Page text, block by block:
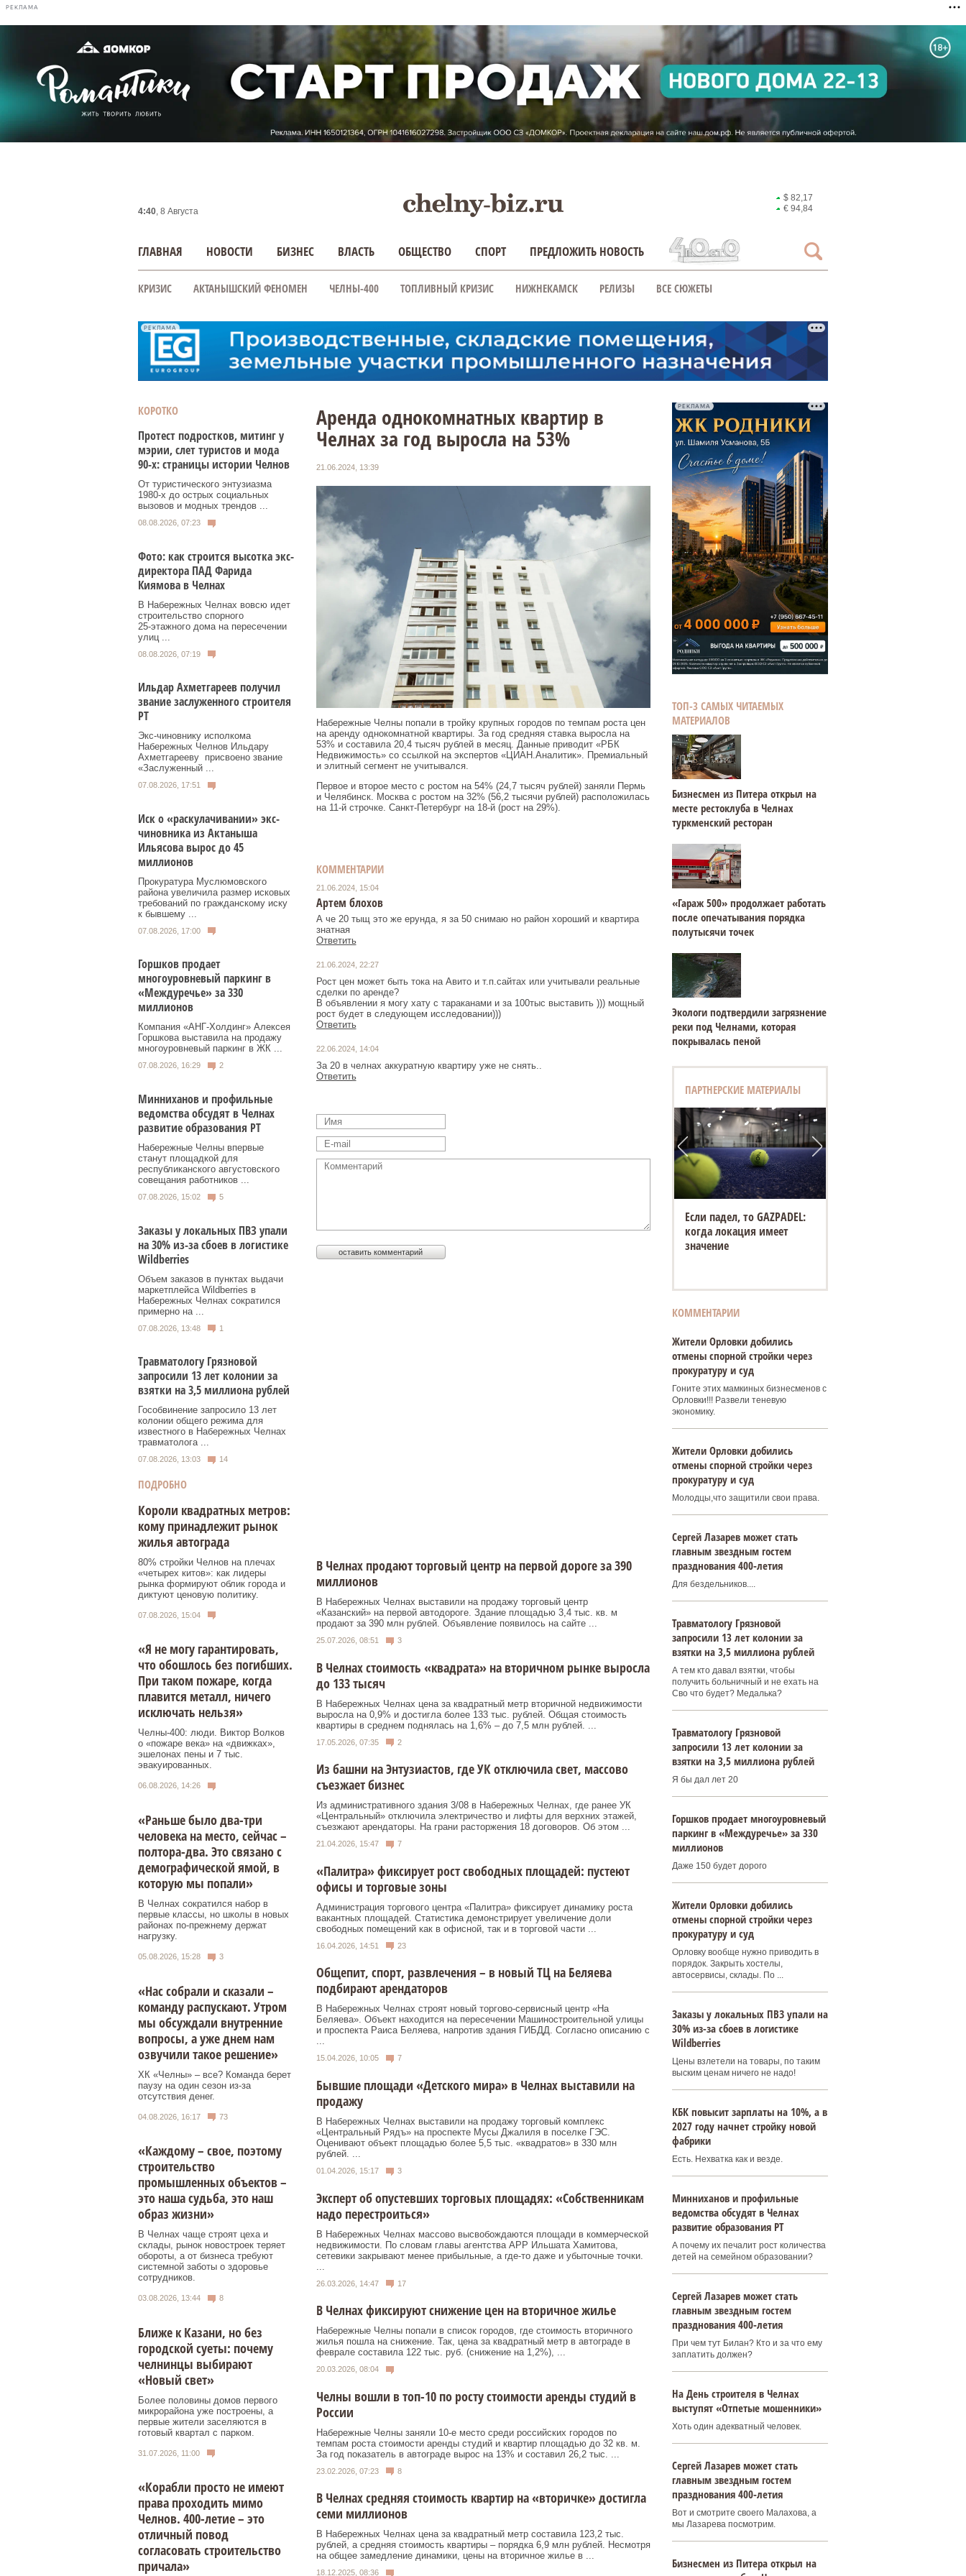
РЕКЛАМА
4:40, 8 Августа
$ 82,17
€ 94,84
ГЛАВНАЯ НОВОСТИ БИЗНЕС ВЛАСТЬ ОБЩЕСТВО СПОРТ ПРЕДЛОЖИТЬ НОВОСТЬ
КРИЗИС АКТАНЫШСКИЙ ФЕНОМЕН ЧЕЛНЫ-400 ТОПЛИВНЫЙ КРИЗИС НИЖНЕКАМСК РЕЛИЗЫ ВСЕ СЮЖЕТЫ
РЕКЛАМА
КОРОТКО
Протест подростков, митинг у
мэрии, слет туристов и мода
90-х: страницы истории Челнов
От туристического энтузиазма
1980‑х до острых социальных
вызовов и модных трендов ...
08.08.2026, 07:23
Фото: как строится высотка экс-
директора ПАД Фарида
Киямова в Челнах
В Набережных Челнах вовсю идет
строительство спорного
25‑этажного дома на пересечении
улиц ...
08.08.2026, 07:19
Ильдар Ахметгареев получил
звание заслуженного строителя
РТ
Экс‑чиновнику исполкома
Набережных Челнов Ильдару
Ахметгарееву присвоено звание
«Заслуженный ...
07.08.2026, 17:51
Иск о «раскулачивании» экс-
чиновника из Актаныша
Ильясова вырос до 45
миллионов
Прокуратура Муслюмовского
района увеличила размер исковых
требований по гражданскому иску
к бывшему ...
07.08.2026, 17:00
Горшков продает
многоуровневый паркинг в
«Междуречье» за 330
миллионов
Компания «АНГ-Холдинг» Алексея
Горшкова выставила на продажу
многоуровневый паркинг в ЖК ...
07.08.2026, 16:29 2
Минниханов и профильные
ведомства обсудят в Челнах
развитие образования РТ
Набережные Челны впервые
станут площадкой для
республиканского августовского
совещания работников ...
07.08.2026, 15:02 5
Заказы у локальных ПВЗ упали
на 30% из-за сбоев в логистике
Wildberries
Объем заказов в пунктах выдачи
маркетплейса Wildberries в
Набережных Челнах сократился
примерно на ...
07.08.2026, 13:48 1
Травматологу Грязновой
запросили 13 лет колонии за
взятки на 3,5 миллиона рублей
Гособвинение запросило 13 лет
колонии общего режима для
известного в Набережных Челнах
травматолога ...
07.08.2026, 13:03 14
ПОДРОБНО
Короли квадратных метров:
кому принадлежит рынок
жилья автограда
80% стройки Челнов на плечах
«четырех китов»: как лидеры
рынка формируют облик города и
диктуют ценовую политику.
07.08.2026, 15:04
«Я не могу гарантировать,
что обошлось без погибших.
При таком пожаре, когда
плавится металл, ничего
исключать нельзя»
Челны-400: люди. Виктор Волков
о «пожаре века» на «движках»,
эшелонах пены и 7 тыс.
эвакуированных.
06.08.2026, 14:26
«Раньше было два-три
человека на место, сейчас –
полтора-два. Это связано с
демографической ямой, в
которую мы попали»
В Челнах сократился набор в
первые классы, но школы в новых
районах по-прежнему держат
нагрузку.
05.08.2026, 15:28 3
«Нас собрали и сказали –
команду распускают. Утром
мы обсуждали внутренние
вопросы, а уже днем нам
озвучили такое решение»
ХК «Челны» – все? Команда берет
паузу на один сезон из-за
отсутствия денег.
04.08.2026, 16:17 73
«Каждому – свое, поэтому
строительство
промышленных объектов –
это наша судьба, это наш
образ жизни»
В Челнах чаще строят цеха и
склады, рынок новостроек теряет
обороты, а от бизнеса требуют
системной заботы о здоровье
сотрудников.
03.08.2026, 13:44 8
Ближе к Казани, но без
городской суеты: почему
челнинцы выбирают
«Новый свет»
Более половины домов первого
микрорайона уже построены, а
первые жители заселяются в
готовый квартал с парком.
31.07.2026, 11:00
«Корабли просто не имеют
права проходить мимо
Челнов. 400-летие – это
отличный повод
согласовать строительство
причала»
Аренда однокомнатных квартир в
Челнах за год выросла на 53%
21.06.2024, 13:39
Набережные Челны попали в тройку крупных городов по темпам роста цен
на аренду однокомнатной квартиры. За год средняя ставка выросла на
53% и составила 20,4 тысяч рублей в месяц. Данные приводит «РБК
Недвижимость» со ссылкой на экспертов «ЦИАН.Аналитик». Премиальный
и элитный сегмент не учитывался.
Первое и второе место с ростом на 54% (24,7 тысяч рублей) заняли Пермь
и Челябинск. Москва с ростом на 32% (56,2 тысячи рублей) расположилась
на 11-й строчке. Санкт-Петербург на 18-й (рост на 29%).
КОММЕНТАРИИ
21.06.2024, 15:04
Артем блохов
А че 20 тыщ это же ерунда, я за 50 снимаю но район хороший и квартира
знатная
Ответить
21.06.2024, 22:27
Рост цен может быть тока на Авито и т.п.сайтах или учитывали реальные
сделки по аренде?
В объявлении я могу хату с тараканами и за 100тыс выставить ))) мощный
рост будет в следующем исследовании)))
Ответить
22.06.2024, 14:04
За 20 в челнах аккуратную квартиру уже не снять..
Ответить
В Челнах продают торговый центр на первой дороге за 390
миллионов
В Набережных Челнах выставили на продажу торговый центр
«Казанский» на первой автодороге. Здание площадью 3,4 тыс. кв. м
продают за 390 млн рублей. Объявление появилось на сайте ...
25.07.2026, 08:51 3
В Челнах стоимость «квадрата» на вторичном рынке выросла
до 133 тысяч
В Набережных Челнах цена за квадратный метр вторичной недвижимости
выросла на 0,9% и достигла более 133 тыс. рублей. Общая стоимость
квартиры в среднем поднялась на 1,6% – до 7,5 млн рублей. ...
17.05.2026, 07:35 2
Из башни на Энтузиастов, где УК отключила свет, массово
съезжает бизнес
Из административного здания 3/08 в Набережных Челнах, где ранее УК
«Центральный» отключила электричество и лифты для верхних этажей,
съезжают арендаторы. На грани расторжения 18 договоров. Об этом ...
21.04.2026, 15:47 7
«Палитра» фиксирует рост свободных площадей: пустеют
офисы и торговые зоны
Администрация торгового центра «Палитра» фиксирует динамику роста
вакантных площадей. Статистика демонстрирует увеличение доли
свободных помещений как в офисной, так и в торговой части ...
16.04.2026, 14:51 23
Общепит, спорт, развлечения – в новый ТЦ на Беляева
подбирают арендаторов
В Набережных Челнах строят новый торгово-сервисный центр «На
Беляева». Объект находится на пересечении Машиностроительной улицы
и проспекта Раиса Беляева, напротив здания ГИБДД. Согласно описанию с
...
15.04.2026, 10:05 7
Бывшие площади «Детского мира» в Челнах выставили на
продажу
В Набережных Челнах выставили на продажу торговый комплекс
«Центральный Рядъ» на проспекте Мусы Джалиля в поселке ГЭС.
Оценивают объект площадью более 5,5 тыс. «квадратов» в 330 млн
рублей. ...
01.04.2026, 15:17 3
Эксперт об опустевших торговых площадях: «Собственникам
надо перестроиться»
В Набережных Челнах массово высвобождаются площади в коммерческой
недвижимости. По словам главы агентства АРР Ильшата Хамитова,
сетевики закрывают менее прибыльные, а где-то даже и убыточные точки.
26.03.2026, 14:47 17
В Челнах фиксируют снижение цен на вторичное жилье
Набережные Челны попали в список городов, где стоимость вторичного
жилья пошла на снижение. Так, цена за квадратный метр в автограде в
феврале составила 122 тыс. руб. (снижение на 1,2%), ...
20.03.2026, 08:04
Челны вошли в топ-10 по росту стоимости аренды студий в
России
Набережные Челны заняли 10-е место среди российских городов по
темпам роста стоимости аренды студий и квартир площадью до 32 кв. м.
За год показатель в автограде вырос на 13% и составил 26,2 тыс. ...
23.02.2026, 07:23 8
В Челнах средняя стоимость квартир на «вторичке» достигла
семи миллионов
В Набережных Челнах цена за квадратный метр составила 123,2 тыс.
рублей, а средняя стоимость квартиры – порядка 6,9 млн рублей. Несмотря
на общее замедление динамики, цены на вторичное жилье в ...
18.12.2025, 08:36
РЕКЛАМА
ТОП-3 САМЫХ ЧИТАЕМЫХ
МАТЕРИАЛОВ
Бизнесмен из Питера открыл на
месте рестоклуба в Челнах
туркменский ресторан
«Гараж 500» продолжает работать
после опечатывания порядка
полутысячи точек
Экологи подтвердили загрязнение
реки под Челнами, которая
покрывалась пеной
ПАРТНЕРСКИЕ МАТЕРИАЛЫ
Если падел, то GAZPADEL:
когда локация имеет
значение
КОММЕНТАРИИ
Жители Орловки добились
отмены спорной стройки через
прокуратуру и суд
Гоните этих мамкиных бизнесменов с
Орловки!!! Развели теневую
экономику.
Жители Орловки добились
отмены спорной стройки через
прокуратуру и суд
Молодцы,что защитили свои права.
Сергей Лазарев может стать
главным звездным гостем
празднования 400‑летия
Для бездельников....
Травматологу Грязновой
запросили 13 лет колонии за
взятки на 3,5 миллиона рублей
А тем кто давал взятки, чтобы
получить больничный и не ехать на
Сво что будет? Медалька?
Травматологу Грязновой
запросили 13 лет колонии за
взятки на 3,5 миллиона рублей
Я бы дал лет 20
Горшков продает многоуровневый
паркинг в «Междуречье» за 330
миллионов
Даже 150 будет дорого
Жители Орловки добились
отмены спорной стройки через
прокуратуру и суд
Орловку вообще нужно приводить в
порядок. Закрыть хостелы,
автосервисы, склады. По ...
Заказы у локальных ПВЗ упали на
30% из-за сбоев в логистике
Wildberries
Цены взлетели на товары, по таким
выским ценам ничего не надо!
КБК повысит зарплаты на 10%, а в
2027 году начнет стройку новой
фабрики
Есть. Нехватка как и везде.
Минниханов и профильные
ведомства обсудят в Челнах
развитие образования РТ
А почему их печалит рост количества
детей на семейном образовании?
Сергей Лазарев может стать
главным звездным гостем
празднования 400‑летия
При чем тут Билан? Кто и за что ему
заплатить должен?
На День строителя в Челнах
выступят «Отпетые мошенники»
Хоть один адекватный человек.
Сергей Лазарев может стать
главным звездным гостем
празднования 400‑летия
Вот и смотрите своего Малахова, а
мы Лазарева посмотрим.
Бизнесмен из Питера открыл на